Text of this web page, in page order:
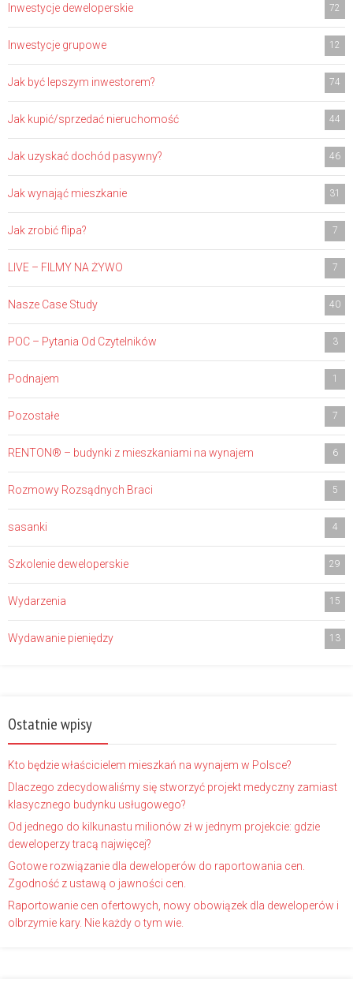
Inwestycje deweloperskie 72
Inwestycje grupowe 12
Jak być lepszym inwestorem? 74
Jak kupić/sprzedać nieruchomość 44
Jak uzyskać dochód pasywny? 46
Jak wynająć mieszkanie 31
Jak zrobić flipa? 7
LIVE – FILMY NA ŻYWO 7
Nasze Case Study 40
POC – Pytania Od Czytelników 3
Podnajem 1
Pozostałe 7
RENTON® – budynki z mieszkaniami na wynajem 6
Rozmowy Rozsądnych Braci 5
sasanki 4
Szkolenie deweloperskie 29
Wydarzenia 15
Wydawanie pieniędzy 13
Ostatnie wpisy
Kto będzie właścicielem mieszkań na wynajem w Polsce?
Dlaczego zdecydowaliśmy się stworzyć projekt medyczny zamiast
klasycznego budynku usługowego?
Od jednego do kilkunastu milionów zł w jednym projekcie: gdzie
deweloperzy tracą najwięcej?
Gotowe rozwiązanie dla deweloperów do raportowania cen.
Zgodność z ustawą o jawności cen.
Raportowanie cen ofertowych, nowy obowiązek dla deweloperów i
olbrzymie kary. Nie każdy o tym wie.